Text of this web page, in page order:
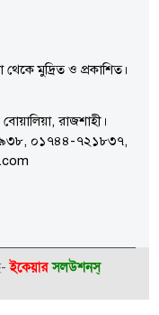
মুদ্রিত ও প্রকাশিত।
রাজশাহী।
০১৭৪৪-৭২১৮৩৭,
ইকেয়ার সলউশনস্